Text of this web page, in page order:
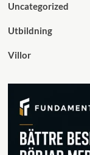
Uncategorized
Utbildning
Villor